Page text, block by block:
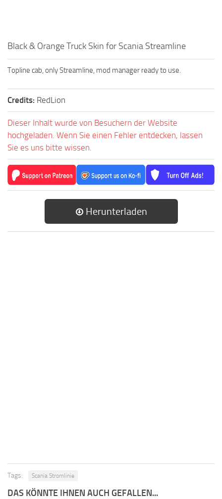
Black & Orange Truck Skin for Scania Streamline
Topline cab, only Streamline, mod manager ready to use.
Credits: RedLion
Dieser Inhalt wurde von Besuchern der Website
hochgeladen. Wenn Sie einen Fehler entdecken, lassen
Sie es uns bitte wissen.
Herunterladen
Tags: Scania Stromlinie
DAS KÖNNTE IHNEN AUCH GEFALLEN...